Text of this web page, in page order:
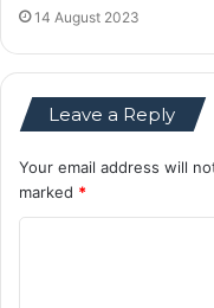
14 August 2023
Leave a Reply
Your email address will
marked *